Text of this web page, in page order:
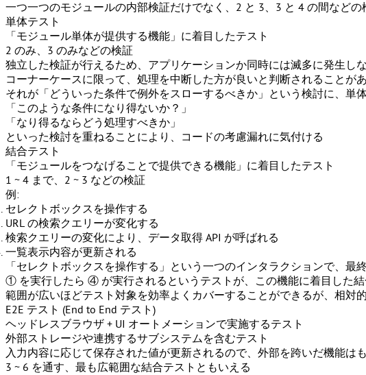
一つ一つのモジュールの内部検証だけでなく、2 と 3、3 と 4 の間などの
単体テスト
「 モジュール単体が提供する機能 」に着目したテスト
2 のみ、3 のみなどの検証
独立した検証が行えるため、アプリケーションか同時には滅多に発生し
コーナーケースに限って、処理を中断した方が良いと判断されることが
それが「 どういった条件で例外をスローするべきか 」という検討に、単
「このような条件になり得ないか？」
「なり得るならどう処理すべきか」
といった検討を重ねることにより、コードの考慮漏れに気付ける
結合テスト
「 モジュールをつなげることで提供できる機能 」に着目したテスト
1 ~ 4 まで、2 ~ 3 などの検証
例:
セレクトボックスを操作する
URL の検索クエリーが変化する
検索クエリーの変化により、データ取得 API が呼ばれる
一覧表示内容が更新される
「セレクトボックスを操作する」という一つのインタラクションで、
① を実行したら ④ が実行されるというテストが、この機能に着目した結
範囲が広いほどテスト対象を効率よくカバーすることができるが、相対
E2E テスト (End to End テスト)
ヘッドレスブラウザ + UI オートメーションで実施するテスト
外部ストレージや連携するサブシステムを含むテスト
入力内容に応じて保存された値が更新されるので、外部を跨いだ機能は
3 ~ 6 を通す、最も広範囲な結合テストともいえる